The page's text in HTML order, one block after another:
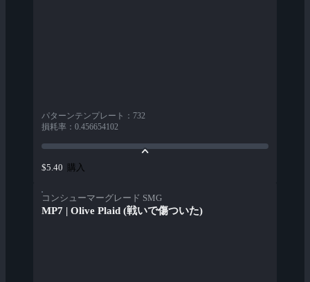
パターンテンプレート ： 732
損耗率 ： 0.456654102
$5.40 購入
コンシューマーグレード SMG
MP7 | Olive Plaid (戦いで傷ついた)